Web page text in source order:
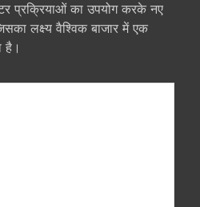
प्रक्रियाओं का उपयोग करके नए
लक्ष्य वैश्विक बाजार में एक
है।